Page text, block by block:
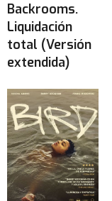
Backrooms.
Liquidación
total (Versión
extendida)